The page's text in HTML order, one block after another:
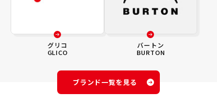
グリコ
GLICO
バートン
BURTON
ブランド一覧を見る